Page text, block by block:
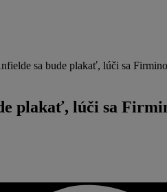
sa bude plakať, lúči sa
plakať, lúči sa